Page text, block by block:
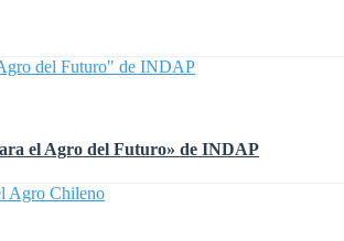
el Agro del Futuro» de INDAP